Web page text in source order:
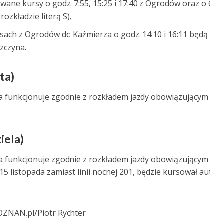
kursy o godz. 7:55, 15:25 i 17:40 z Ogrodów oraz o
literą S),
z Ogrodów do Kaźmierza o godz. 14:10 i 16:11 będą
zgodnie z rozkładem jazdy obowiązującym
zgodnie z rozkładem jazdy obowiązującym
listopada zamiast linii nocnej 201, będzie kursował
Piotr Rychter